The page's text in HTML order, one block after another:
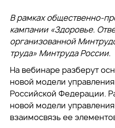
В рамках общественно-
кампании «Здоровье.
организованной
труда» Минтруда России.
На вебинаре разберут
новой модели
Российской Федерации.
новой модели
взаимосвязь ее